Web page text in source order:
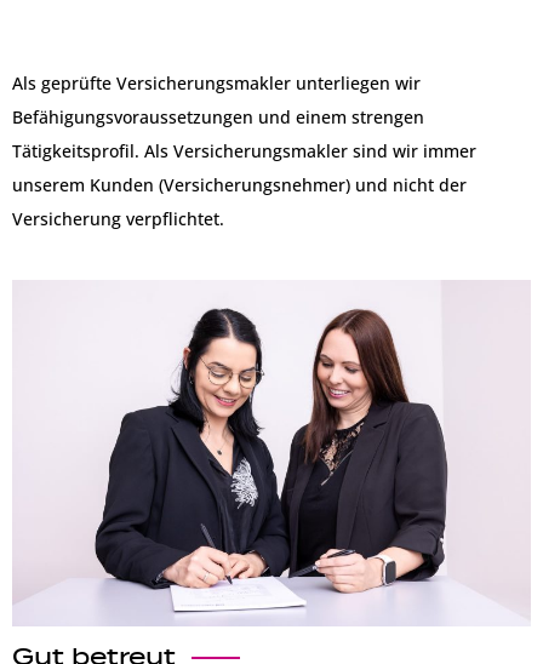
Gut betreut
Als geprüfte Versicherungsmakler unterliegen wir
Befähigungsvoraussetzungen und einem strengen
Tätigkeitsprofil. Als Versicherungsmakler sind wir immer
unserem Kunden (Versicherungsnehmer) und nicht der
Versicherung verpflichtet.